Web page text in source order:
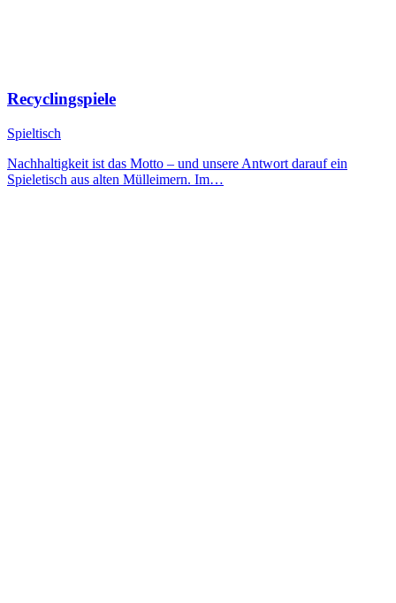
Recyclingspiele
Spieltisch
Nachhaltigkeit ist das Motto – und unsere Antwort darauf ein
Spieletisch aus alten Mülleimern. Im…